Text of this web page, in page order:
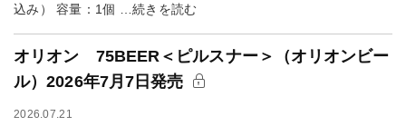
込み） 容量：1個 …続きを読む
オリオン 75BEER＜ピルスナー＞（オリオンビー
ル）2026年7月7日発売
2026.07.21